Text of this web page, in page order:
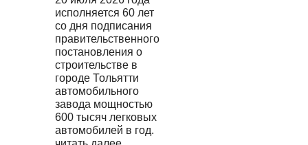
исполняется 60 лет
со дня подписания
правительственного
постановления о
строительстве в
городе Тольятти
автомобильного
завода мощностью
600 тысяч легковых
автомобилей в год.